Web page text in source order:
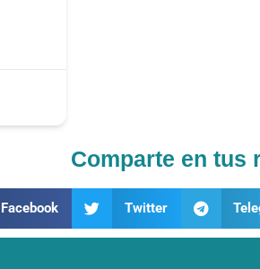
Comparte en tus
Facebook Twitter